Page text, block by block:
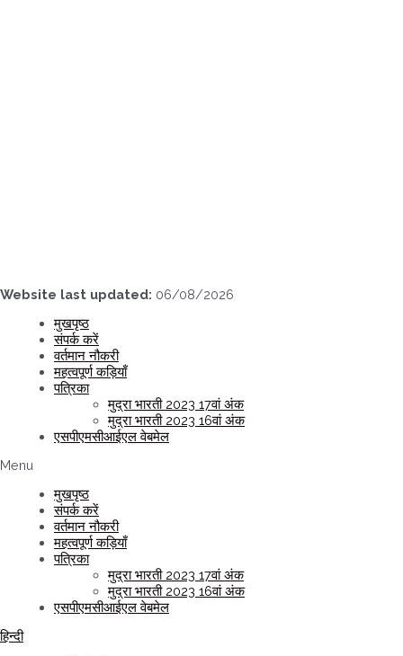
Website last updated: 06/08/2026
मुखपृष्ठ
संपर्क करें
वर्तमान नौकरी
महत्वपूर्ण कड़ियाँ
पत्रिका
मुद्रा भारती 2023 17वां अंक
मुद्रा भारती 2023 16वां अंक
एसपीएमसीआईएल वेबमेल
Menu
मुखपृष्ठ
संपर्क करें
वर्तमान नौकरी
महत्वपूर्ण कड़ियाँ
पत्रिका
मुद्रा भारती 2023 17वां अंक
मुद्रा भारती 2023 16वां अंक
एसपीएमसीआईएल वेबमेल
हिन्दी